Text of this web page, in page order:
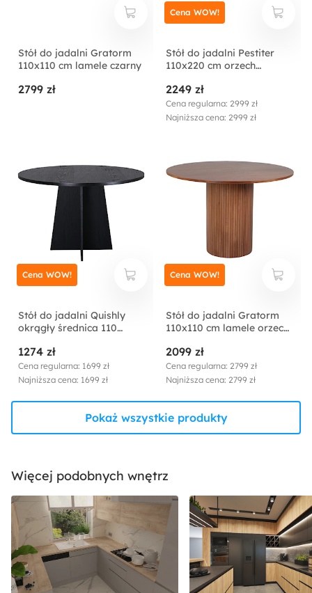
Stół do jadalni Gratorm
110x110 cm lamele czarny
2799 zł
Stół do jadalni Pestiter
110x220 cm orzech
2249 zł
Cena regularna: 2999 zł
Najniższa cena: 2999 zł
Cena WOW!
Stół do jadalni Quishly
okrągły średnica 110
1274 zł
Cena regularna: 1699 zł
Najniższa cena: 1699 zł
Cena WOW!
Stół do jadalni Gratorm
110x110 cm lamele orzech
2099 zł
Cena regularna: 2799 zł
Najniższa cena: 2799 zł
Cena WOW!
Pokaż wszystkie produkty
Więcej podobnych wnętrz